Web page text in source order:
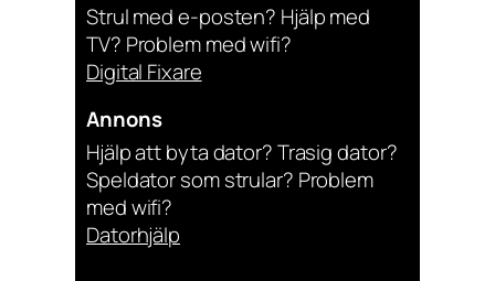
Strul med e-posten? Hjälp med
TV? Problem med wifi?
Digital Fixare
Annons
Hjälp att byta dator? Trasig dator?
Speldator som strular? Problem
med wifi?
Datorhjälp